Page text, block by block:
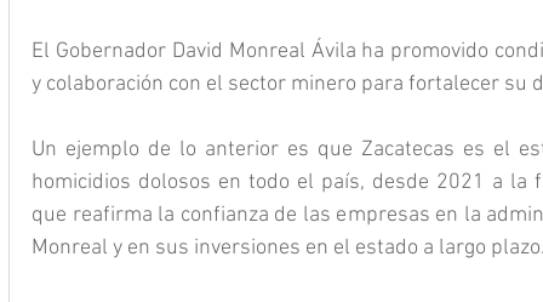
El Gobernador David Monreal Ávila ha promovido
y colaboración con el sector minero para fortalecer su
Un ejemplo de lo anterior es que Zacatecas es el
homicidios dolosos en todo el país, desde 2021 a la
que reafirma la confianza de las empresas en la
Monreal y en sus inversiones en el estado a largo